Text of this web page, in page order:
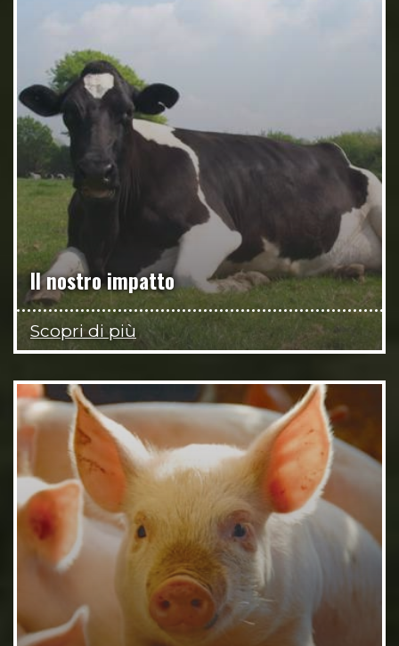
Il nostro impatto
Scopri di più